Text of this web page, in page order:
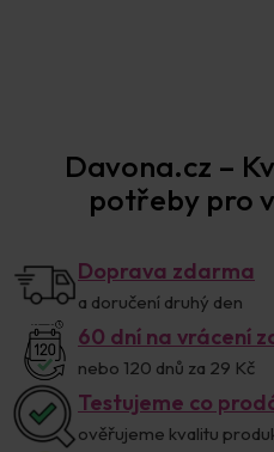
Davona.cz –
potřeby pro
Doprava zdarma
a doručení druhý den
60 dní na vrácení
nebo 120 dnů za 29 Kč
Testujeme co
ověřujeme kvalitu